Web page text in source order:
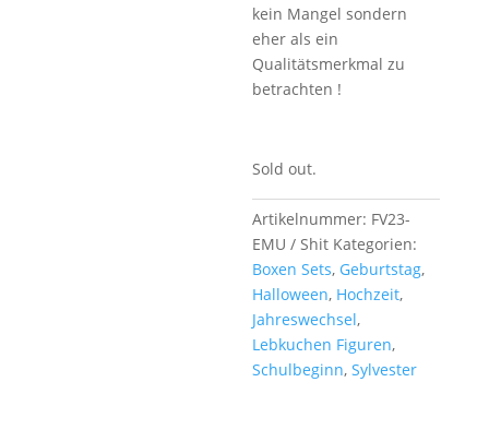
kein Mangel sondern
eher als ein
Qualitätsmerkmal zu
betrachten !
Sold out.
Artikelnummer: FV23-
EMU / Shit Kategorien:
Boxen Sets, Geburtstag,
Halloween, Hochzeit,
Jahreswechsel,
Lebkuchen Figuren,
Schulbeginn,Sylvester